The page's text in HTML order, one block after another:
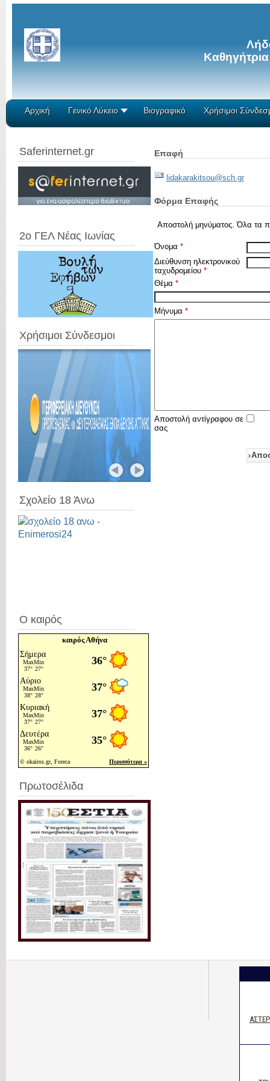
Αρχική Γενικό Λύκειο Βιογραφικό Χρήσιμοι
Saferinternet.gr
2ο ΓΕΛ Νέας Ιωνίας
Χρήσιμοι Σύνδεσμοι
Σχολείο 18 Άνω
Ο καιρός
καιρός Αθήνα
Πρωτοσέλιδα
Επαφή
lidakarakitsou@sch.gr
Φόρμα Επαφής
Αποστολή μηνύματος. Όλα τα
Όνομα *
Διεύθυνση ηλεκτρονικού
ταχυδρομείου*
Θέμα *
Μήνυμα *
Αποστολή αντίγραφου σε
σας